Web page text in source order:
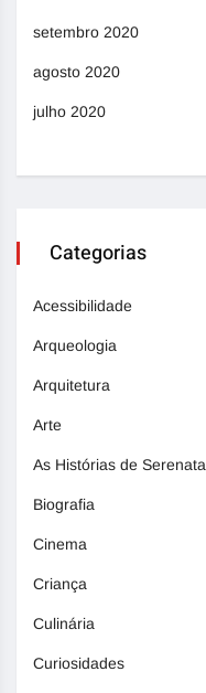
setembro 2020
agosto 2020
julho 2020
Categorias
Acessibilidade
Arqueologia
Arquitetura
Arte
As Histórias de Serenata
Biografia
Cinema
Criança
Culinária
Curiosidades